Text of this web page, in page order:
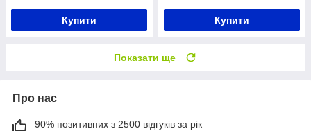
Купити Купити
Показати ще
Про нас
90% позитивних з 2500 відгуків за рік